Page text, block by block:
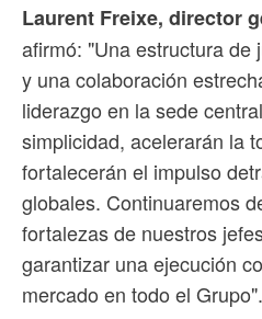
Laurent Freixe, director
afirmó: "Una estructura de
y una colaboración
liderazgo en la sede
simplicidad, acelerarán la
fortalecerán el impulso
globales. Continuaremos
fortalezas de nuestros
garantizar una ejecución
mercado en todo el Grupo".